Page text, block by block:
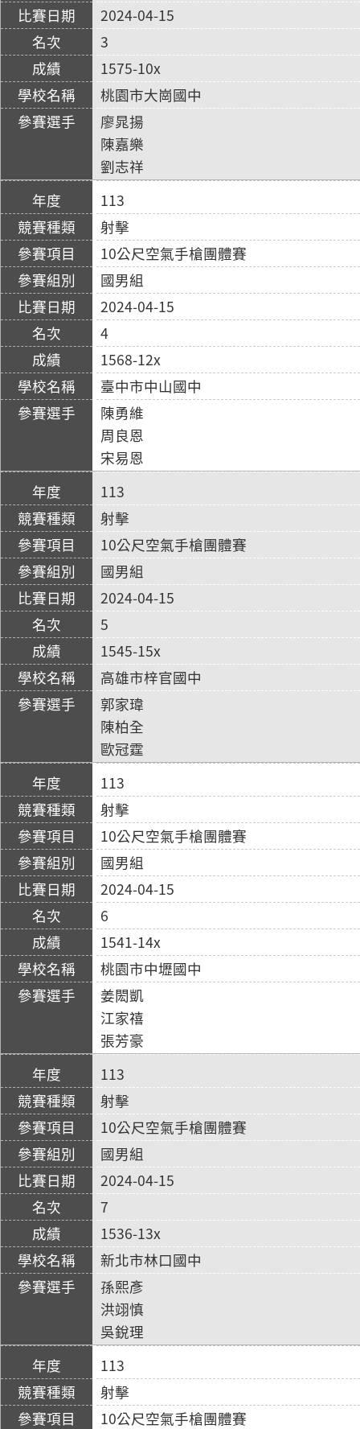
2024-04-15
3
1575-10x
桃園市大崗國中
廖晁揚
陳嘉樂
劉志祥
113
射擊
10公尺空氣手槍團體賽
國男組
2024-04-15
4
1568-12x
臺中市中山國中
陳勇維
周良恩
宋易恩
113
射擊
10公尺空氣手槍團體賽
國男組
2024-04-15
5
1545-15x
高雄市梓官國中
郭家瑋
陳柏全
歐冠霆
113
射擊
10公尺空氣手槍團體賽
國男組
2024-04-15
6
1541-14x
桃園市中壢國中
姜閎凱
江家禧
張芳豪
113
射擊
10公尺空氣手槍團體賽
國男組
2024-04-15
7
1536-13x
新北市林口國中
孫熙彥
洪翊慎
吳銳理
113
射擊
10公尺空氣手槍團體賽